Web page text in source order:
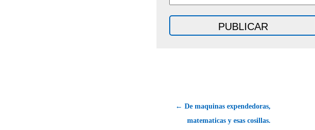
← De maquinas expendedoras,
matematicas y esas cosillas.